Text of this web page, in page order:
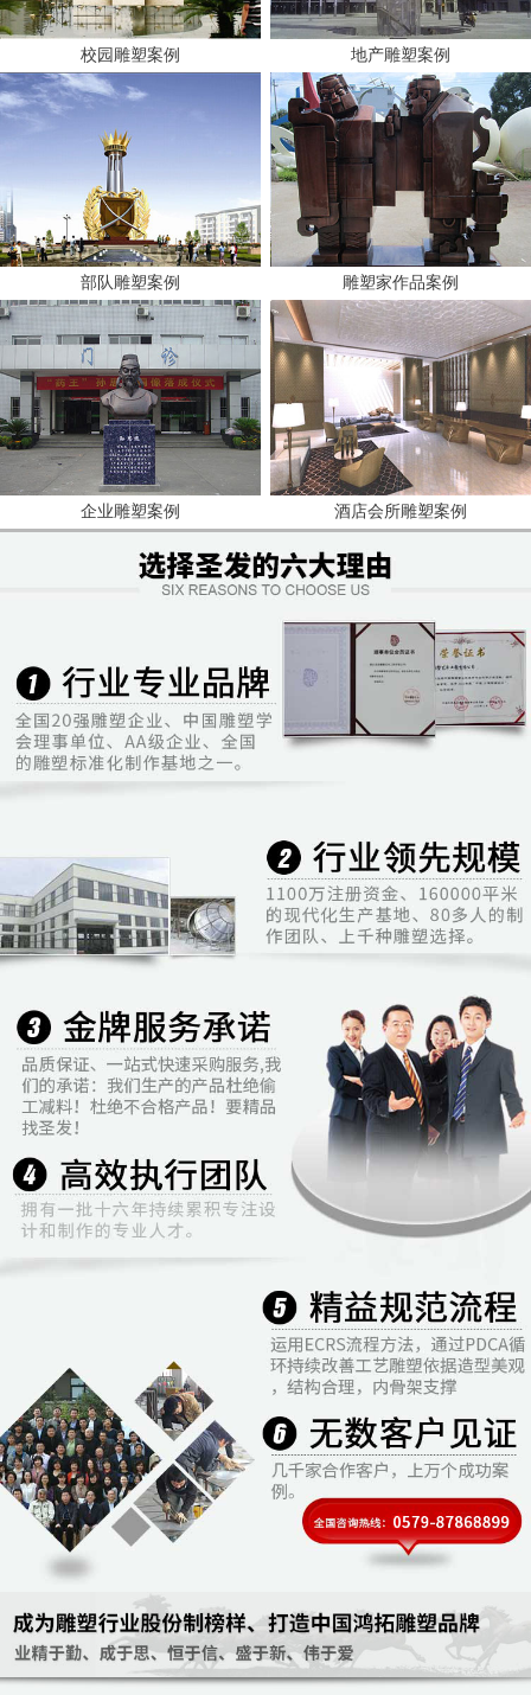
校园雕塑案例
部队雕塑案例
企业雕塑案例
地产雕塑案例
雕塑家作品案例
酒店会所雕塑案例